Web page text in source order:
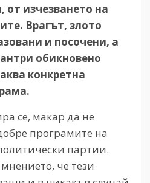
от изчезването на
Врагът, злото
и посочени, а
обикновено
конкретна
се, макар да не
програмите на
партии.
че тези